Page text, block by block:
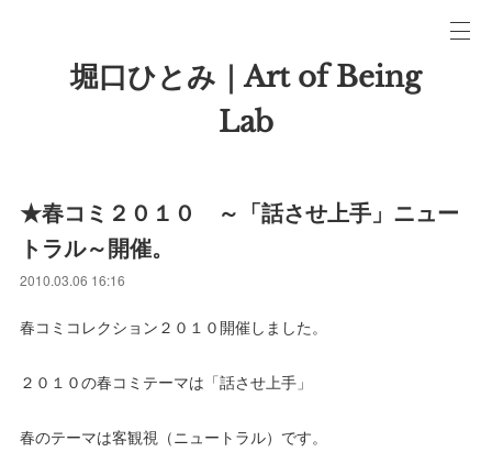
堀口ひとみ｜Art of Being
Lab
★春コミ２０１０ ～「話させ上手」ニュー
トラル～開催。
2010.03.06 16:16
春コミコレクション２０１０開催しました。
２０１０の春コミテーマは「話させ上手」
春のテーマは客観視（ニュートラル）です。